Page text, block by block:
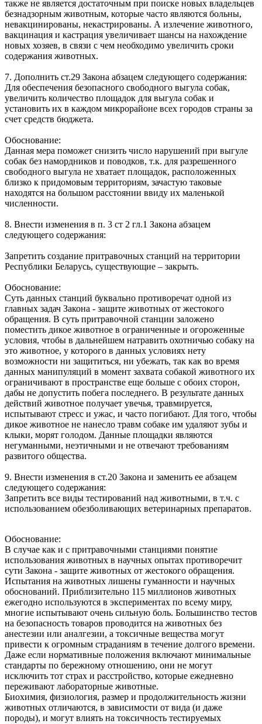
также не является достаточным при поиске новых владельцев
безнадзорным животным, которые часто являются больны,
невакцинированы, некастрированы. А излечение животного,
вакцинация и кастрация увеличивает шансы на нахождение
новых хозяев, в связи с чем необходимо увеличить сроки
содержания животных.
7. Дополнить ст.29 Закона абзацем следующего содержания:
Для обеспечения безопасного свободного выгула собак,
увеличить количество площадок для выгула собак и
установить их в каждом микрорайоне всех городов страны за
счет средств бюджета.
Обоснование:
Данная мера поможет снизить число нарушений при выгуле
собак без намордников и поводков, т.к. для разрешенного
свободного выгула не хватает площадок, расположенных
близко к придомовым территориям, зачастую таковые
находятся на большом расстоянии ввиду их маленькой
численности.
8. Внести изменения в п. 3 ст 2 гл.1 Закона абзацем
следующего содержания:
Запретить создание притравочных станций на территории
Республики Беларусь, существующие – закрыть.
Обоснование:
Суть данных станций буквально противоречат одной из
главных задач Закона - защите животных от жестокого
обращения. В суть притравочной станции заложено
поместить дикое животное в ограниченные и огороженные
условия, чтобы в дальнейшем натравить охотничью собаку на
это животное, у которого в данных условиях нету
возможности ни защититься, ни убежать, так как во время
данных манипуляций в момент захвата собакой животного их
ограничивают в пространстве еще больше с обоих сторон,
дабы не допустить побега последнего. В результате данных
действий животное получает увечья, травмируется,
испытывают стресс и ужас, и часто погибают. Для того, чтобы
дикое животное не нанесло травм собаке им удаляют зубы и
клыки, морят голодом. Данные площадки являются
негуманными, неэтичными и не отвечают требованиям
развитого общества.
9. Внести изменения в ст.20 Закона и заменить ее абзацем
следующего содержания:
Запретить все виды тестирований над животными, в т.ч. с
использованием обезболивающих ветеринарных препаратов.
Обоснование:
В случае как и с притравочными станциями понятие
использования животных в научных опытах противоречит
сути Закона - защите животных от жестокого обращения.
Испытания на животных лишены гуманности и научных
обоснований. Приблизительно 115 миллионов животных
ежегодно используются в экспериментах по всему миру,
многие испытывают очень сильную боль. Большинство тестов
на безопасность товаров проводится на животных без
анестезии или аналгезии, а токсичные вещества могут
привести к огромным страданиям в течение долгого времени.
Даже если нормативные положения включают минимальные
стандарты по бережному отношению, они не могут
исключить тот страх и расстройство, которые ежедневно
переживают лабораторные животные.
Биохимия, физиология, размер и продолжительность жизни
животных отличаются, в зависимости от вида (и даже
породы), и могут влиять на токсичность тестируемых